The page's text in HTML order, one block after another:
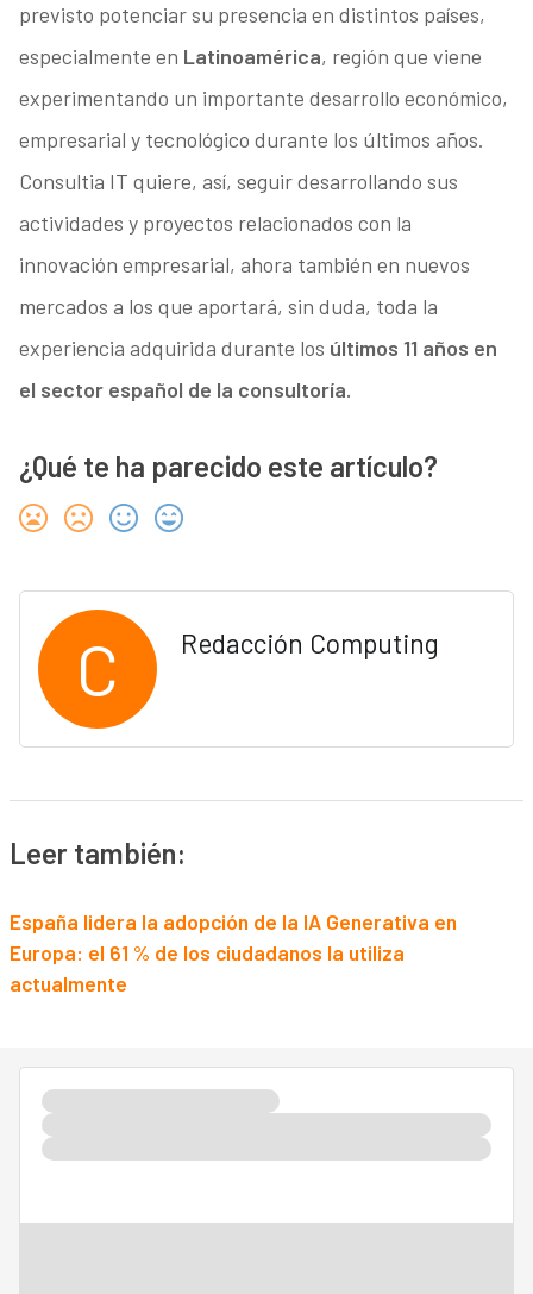
previsto potenciar su presencia en distintos países,
especialmente en Latinoamérica, región que viene
experimentando un importante desarrollo económico,
empresarial y tecnológico durante los últimos años.
Consultia IT quiere, así, seguir desarrollando sus
actividades y proyectos relacionados con la
innovación empresarial, ahora también en nuevos
mercados a los que aportará, sin duda, toda la
experiencia adquirida durante los últimos 11 años en
el sector español de la consultoría.
¿Qué te ha parecido este artículo?
C Redacción Computing
Leer también:
España lidera la adopción de la IA Generativa en
Europa: el 61 % de los ciudadanos la utiliza
actualmente